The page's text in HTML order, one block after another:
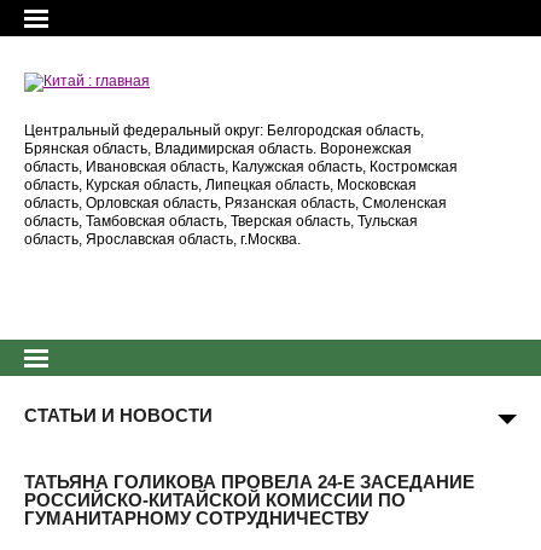
Центральный федеральный округ: Белгородская область,
Брянская область, Владимирская область. Воронежская
область, Ивановская область, Калужская область, Костромская
область, Курская область, Липецкая область, Московская
область, Орловская область, Рязанская область, Смоленская
область, Тамбовская область, Тверская область, Тульская
область, Ярославская область, г.Москва.
СТАТЬИ И НОВОСТИ
ТАТЬЯНА ГОЛИКОВА ПРОВЕЛА 24-Е ЗАСЕДАНИЕ
РОССИЙСКО-КИТАЙСКОЙ КОМИССИИ ПО
ГУМАНИТАРНОМУ СОТРУДНИЧЕСТВУ